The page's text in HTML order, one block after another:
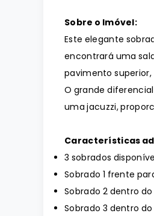
Sobre o Imóvel:
Este elegante
encontrará uma
pavimento
O grande
uma jacuzzi,
Características
3 sobrados
Sobrado 1 frente
Sobrado 2 dentro
Sobrado 3 dentro